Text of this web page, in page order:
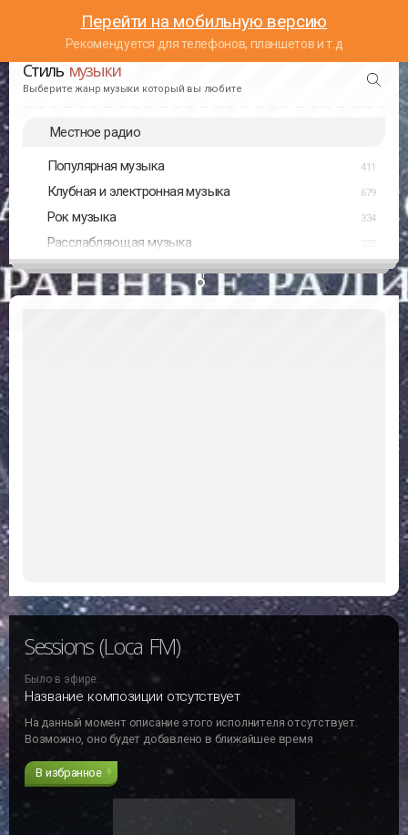
Перейти на мобильную версию
Рекомендуется для телефонов, планшетов и т.д
Стиль музыки
Выберите жанр музыки который вы любите
Местное радио
Популярная музыка 411
Клубная и электронная музыка 679
Рок музыка 334
Расслабляющая музыка
Sessions (Loca FM)
Было в эфире:
Название композиции отсутствует
На данный момент описание этого исполнителя отсутствует.
Возможно, оно будет добавлено в ближайшее время
В избранное 6